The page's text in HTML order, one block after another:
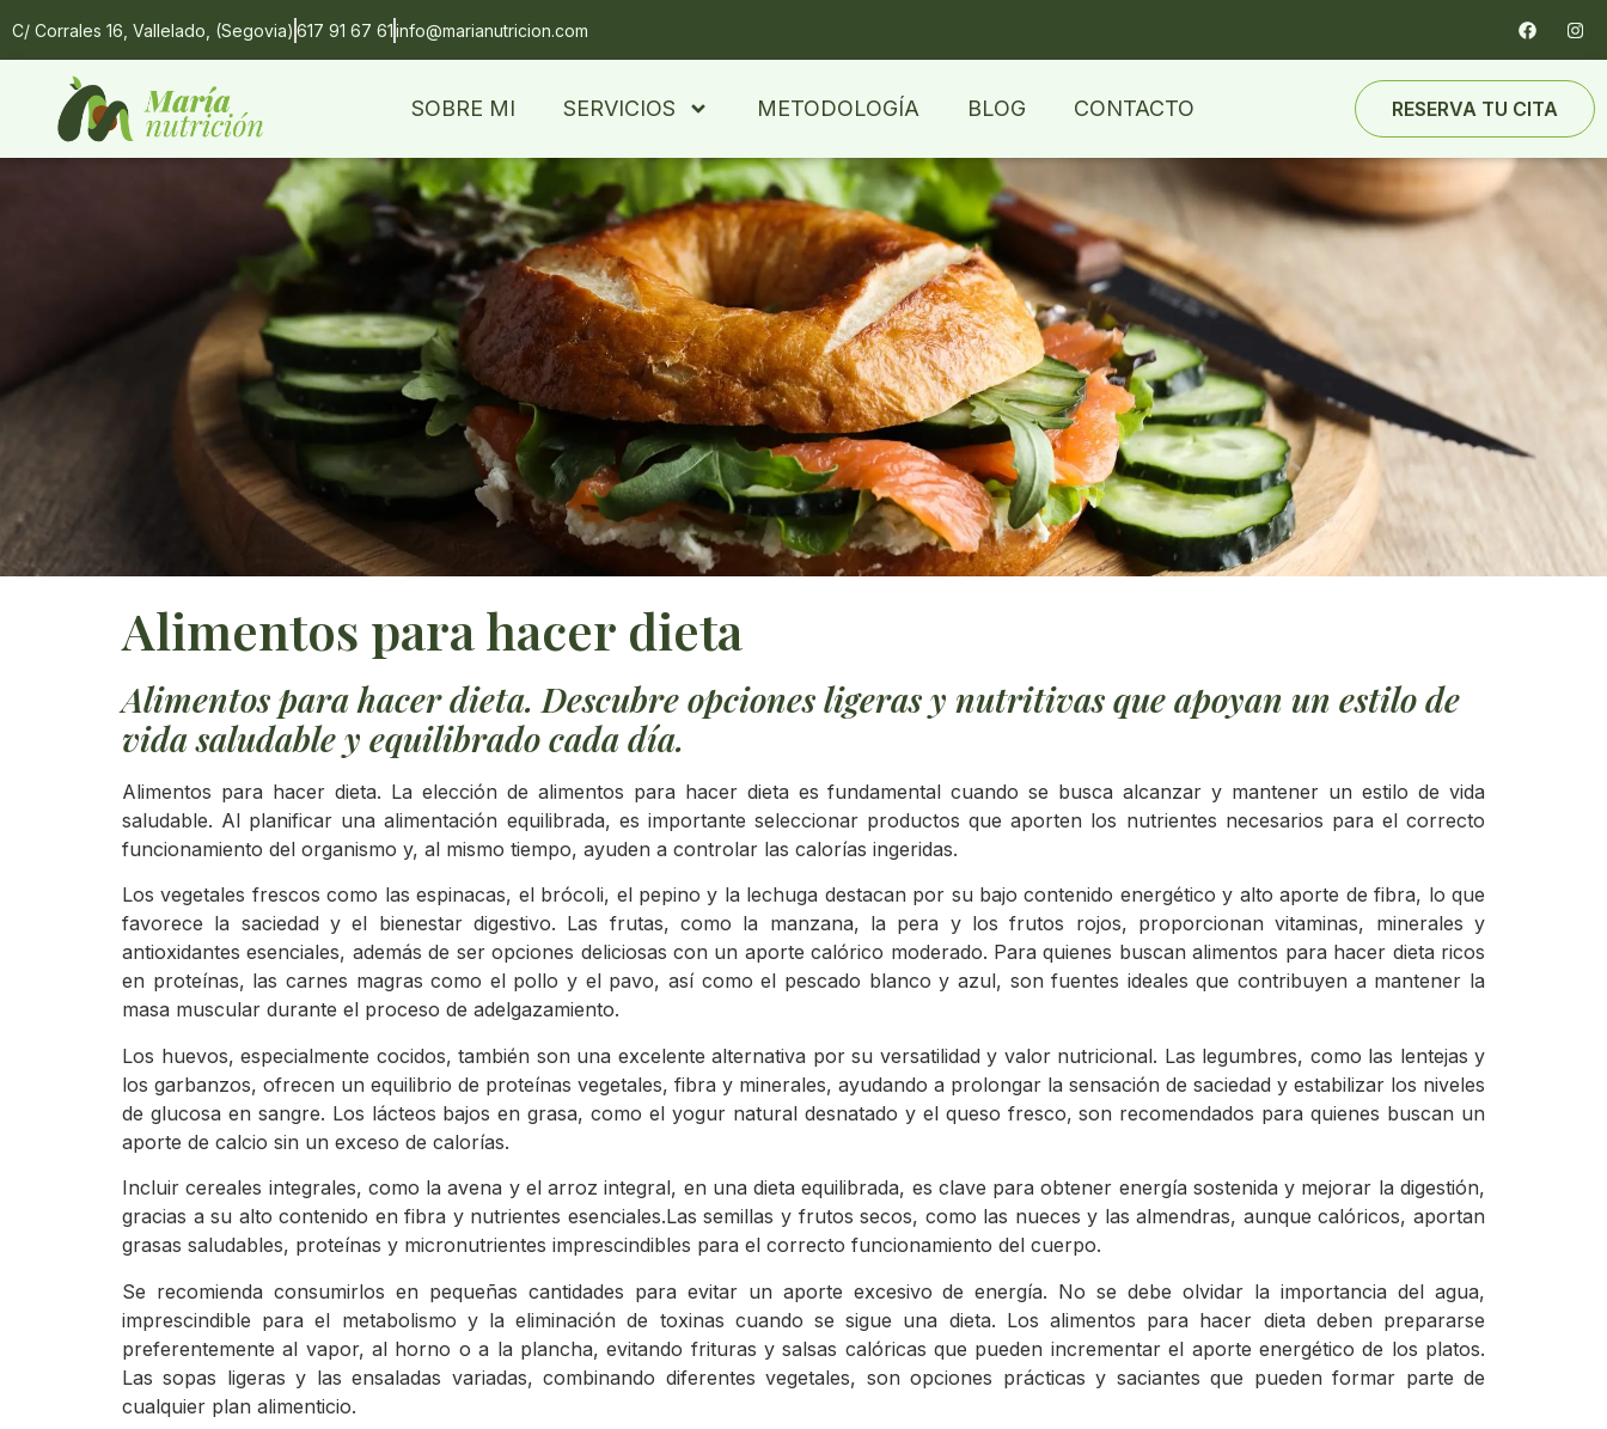
C/ Corrales 16, Vallelado, (Segovia) 617 91 67 61info@marianutricion.com
SOBRE MI SERVICIOS METODOLOGÍA BLOG CONTACTO RESERVA TU CITA
Alimentos para hacer dieta
Alimentos para hacer dieta. Descubre opciones ligeras y nutritivas que apoyan un estilo de
vida saludable y equilibrado cada día.
Alimentos para hacer dieta. La elección de alimentos para hacer dieta es fundamental cuando se busca alcanzar y mantener un estilo de vida
saludable. Al planificar una alimentación equilibrada, es importante seleccionar productos que aporten los nutrientes necesarios para el correcto
funcionamiento del organismo y, al mismo tiempo, ayuden a controlar las calorías ingeridas.
Los vegetales frescos como las espinacas, el brócoli, el pepino y la lechuga destacan por su bajo contenido energético y alto aporte de fibra, lo que
favorece la saciedad y el bienestar digestivo. Las frutas, como la manzana, la pera y los frutos rojos, proporcionan vitaminas, minerales y
antioxidantes esenciales, además de ser opciones deliciosas con un aporte calórico moderado. Para quienes buscan alimentos para hacer dieta ricos
en proteínas, las carnes magras como el pollo y el pavo, así como el pescado blanco y azul, son fuentes ideales que contribuyen a mantener la
masa muscular durante el proceso de adelgazamiento.
Los huevos, especialmente cocidos, también son una excelente alternativa por su versatilidad y valor nutricional. Las legumbres, como las lentejas y
los garbanzos, ofrecen un equilibrio de proteínas vegetales, fibra y minerales, ayudando a prolongar la sensación de saciedad y estabilizar los niveles
de glucosa en sangre. Los lácteos bajos en grasa, como el yogur natural desnatado y el queso fresco, son recomendados para quienes buscan un
aporte de calcio sin un exceso de calorías.
Incluir cereales integrales, como la avena y el arroz integral, en una dieta equilibrada, es clave para obtener energía sostenida y mejorar la digestión,
gracias a su alto contenido en fibra y nutrientes esenciales.Las semillas y frutos secos, como las nueces y las almendras, aunque calóricos, aportan
grasas saludables, proteínas y micronutrientes imprescindibles para el correcto funcionamiento del cuerpo.
Se recomienda consumirlos en pequeñas cantidades para evitar un aporte excesivo de energía. No se debe olvidar la importancia del agua,
imprescindible para el metabolismo y la eliminación de toxinas cuando se sigue una dieta. Los alimentos para hacer dieta deben prepararse
preferentemente al vapor, al horno o a la plancha, evitando frituras y salsas calóricas que pueden incrementar el aporte energético de los platos.
Las sopas ligeras y las ensaladas variadas, combinando diferentes vegetales, son opciones prácticas y saciantes que pueden formar parte de
cualquier plan alimenticio.